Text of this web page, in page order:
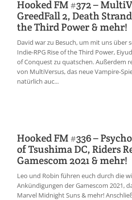
Hooked FM #372 –
GreedFall 2, Death
the Third Power & mehr!
David war zu Besuch, um mit uns über
Indie-RPG Rise of the Third Power,
of Conquest zu quatschen. Außerdem
von MultiVersus, das neue Vampire-
natürlich auc...
Hooked FM #336 –
of Tsushima DC, Riders
Gamescom 2021 & mehr!
Leo und Robin führen euch durch die
Ankündigungen der Gamescom 2021,
Marvel Midnight Suns & mehr!